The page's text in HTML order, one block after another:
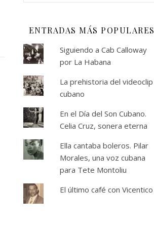
ENTRADAS MÁS POPULARES
Siguiendo a Cab Calloway
por La Habana
La prehistoria del videoclip
cubano
En el Día del Son Cubano.
Celia Cruz, sonera eterna
Ella cantaba boleros. Pilar
Morales, una voz cubana
para Tete Montoliu
El último café con Vicentico